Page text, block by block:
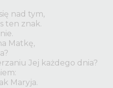
nad tym,
ten znak.
Matkę,
Jej każdego dnia?
Maryja.